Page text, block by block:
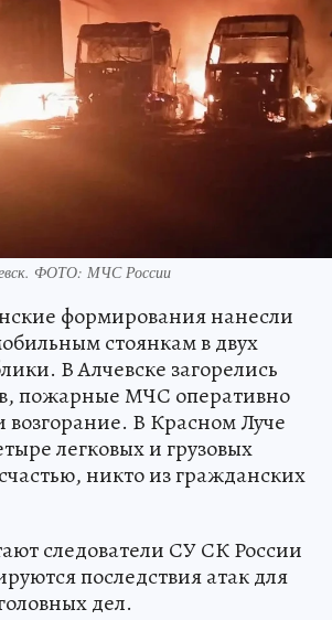
ФОТО: МЧС России
формирования нанесли
стоянкам в двух
В Алчевске загорелись
пожарные МЧС оперативно
возгорание. В Красном Луче
легковых и грузовых
никто из гражданских
следователи СУ СК России
последствия атак для
дел.